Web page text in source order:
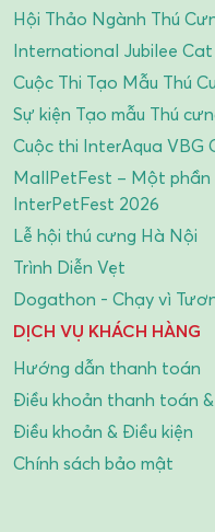
Hội Thảo Ngành Thú
International Jubilee Cat
Cuộc Thi Tạo Mẫu Thú
Sự kiện Tạo mẫu Thú
Cuộc thi InterAqua VBG
MallPetFest – Một phần
InterPetFest 2026
Lễ hội thú cưng Hà Nội
Trình Diễn Vẹt
Dogathon - Chạy vì
DỊCH VỤ KHÁCH HÀNG
Hướng dẫn thanh toán
Điều khoản thanh toán
Điều khoản & Điều kiện
Chính sách bảo mật